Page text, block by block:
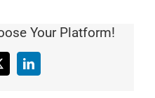
Your Platform!
LinkedIn